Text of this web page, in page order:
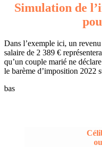
Simulation de
Dans l’exemple ici, un
salaire de 2 389 €
qu’un couple marié ne
le barème d’imposition 2022
bas